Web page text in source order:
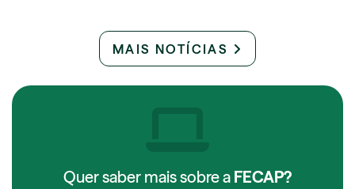
MAIS NOTÍCIAS
Quer saber mais sobre a FECAP?